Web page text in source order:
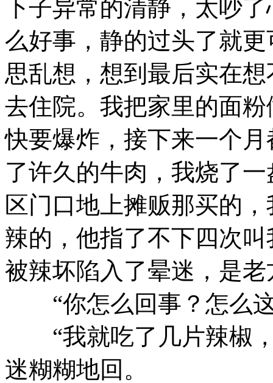
下子异常的清静，太吵
么好事，静的过头了就
思乱想，想到最后实在
去住院。我把家里的面
快要爆炸，接下来一个
了许久的牛肉，我烧了
区门口地上摊贩那买的
辣的，他指了不下四次
被辣坏陷入了晕迷，是
“你怎么回事？怎么这
“我就吃了几片辣椒
迷糊糊地回。